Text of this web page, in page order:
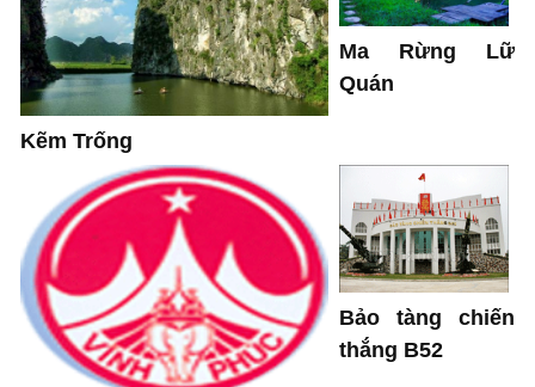
Kẽm Trống
Ma Rừng Lữ
Quán
Bảo tàng chiến
thắng B52